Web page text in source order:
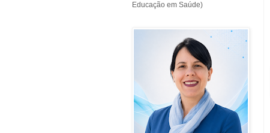
Educação em Saúde)